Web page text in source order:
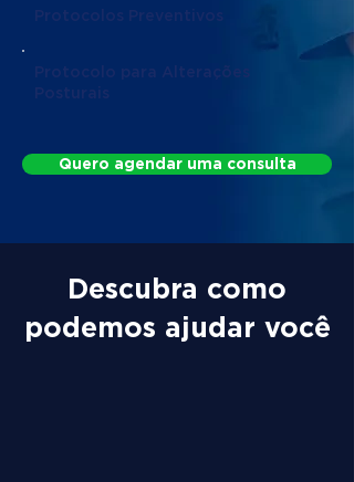
Protocolos Preventivos
Protocolo para Alterações
Posturais
Quero agendar uma consulta
Descubra como
podemos ajudar você